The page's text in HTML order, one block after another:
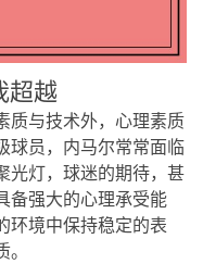
超越
质与技术外，心理素质
球员，内马尔常常面临
光灯，球迷的期待，甚
备强大的心理承受能
环境中保持稳定的表